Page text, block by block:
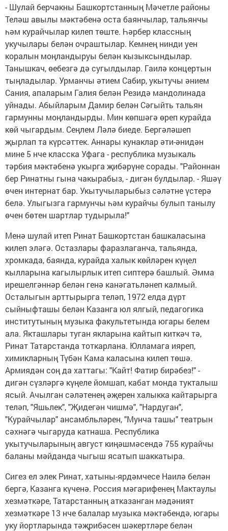
- Шулай берчакны Башкортстанның Мәчетле районы
Теләш авылы мәктәбенә оста баянчылар, тальянчы
һәм курайчылар килеп төште. Һәрбер классның
укучылары белән очраштылар. Кемнең нинди уен
коралын моңландыруы белән кызыксындылар.
Танышкач, өебезгә дә сугылдылар. Гаилә концертын
тыңладылар. Урманчы әтием Сабир, укытучы әнием
Сания, апаларым Галия белән Резидә мандолинада
уйнады. Абыйларым Дамир белән Сәгыйть тальян
гармунны моңландырды. Мин көпшәгә өреп курайда
көй чыгардым. Сеңлем Ләлә биеде. Бергәләшеп
җырлап та күрсәттек. Аннары кунаклар әти-әнидән
мине 5 нче класска Уфага - республика музыкаль
тәрбия мәктәбенә укырга җибәрүне сорады. "Районнан
бер Ринатны гына чакырабыз, - дигән булдылар. - Яшәү
өчен интернат бар. Укытучыларыбыз сәләтне үстерә
белә. Улыгызга гармунчы һәм курайчы булып танылу
өчен бөтен шартлар тудырыла!"
Менә шулай итеп Ринат Башкортстан башкаласына
килеп эләгә. Остазлары фаразлаганча, тальянда,
хромкада, баянда, курайда халык көйләрен күңел
кылларына кагылырлык итеп сиптерә башлый. Әмма
ирешелгәннәр белән генә канәгатьләнеп калмый.
Осталыгын арттырырга теләп, 1972 елда дүрт
сыйныфташы белән Казанга юл ялгый, педагогика
институтының музыка факультетында югары белем
ала. Якташлары туган якларына кайтып киткәч тә,
Ринат Татарстанда тоткарлана. Юлламага ияреп,
химикларның Түбән Кама каласына килеп төшә.
Армиядән соң да хаттагы: "Кайт! Фатир бирәбез!" -
дигән сүзләргә күңеле йомшап, кабат монда тукталыш
ясый. Ачылган сәләтенең әҗерен халыкка кайтарырга
теләп, "Яшьлек", "Җидегән чишмә", "Нардуган",
"Курайчылар" ансамбльләрен, "Мунча ташы" театрын
сәхнәгә чыгаруда катнаша. Республика
укытучыларының август киңәшмәсендә 755 курайчы
баланы мәйданда чыгыш ясатып шаккатыра.
Сигез ел элек Ринат, хатыны-ярдәмчесе Наилә белән
бергә, Казанга күченә. Россия мәгарифенең Мактаулы
хезмәткәре, Татарстанның атказанган мәдәният
хезмәткәре 13 нче балалар музыка мәктәбендә, югары
уку йортларында тәҗрибәсен шәкертләре белән